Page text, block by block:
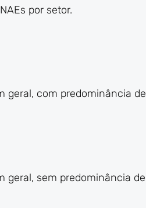
por setor.
geral, com predominância de
geral, sem predominância de